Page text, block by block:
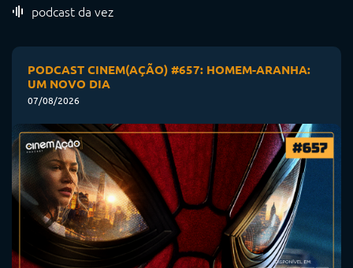
podcast da vez
PODCAST CINEM(AÇÃO) #657: HOMEM-ARANHA:
UM NOVO DIA
07/08/2026